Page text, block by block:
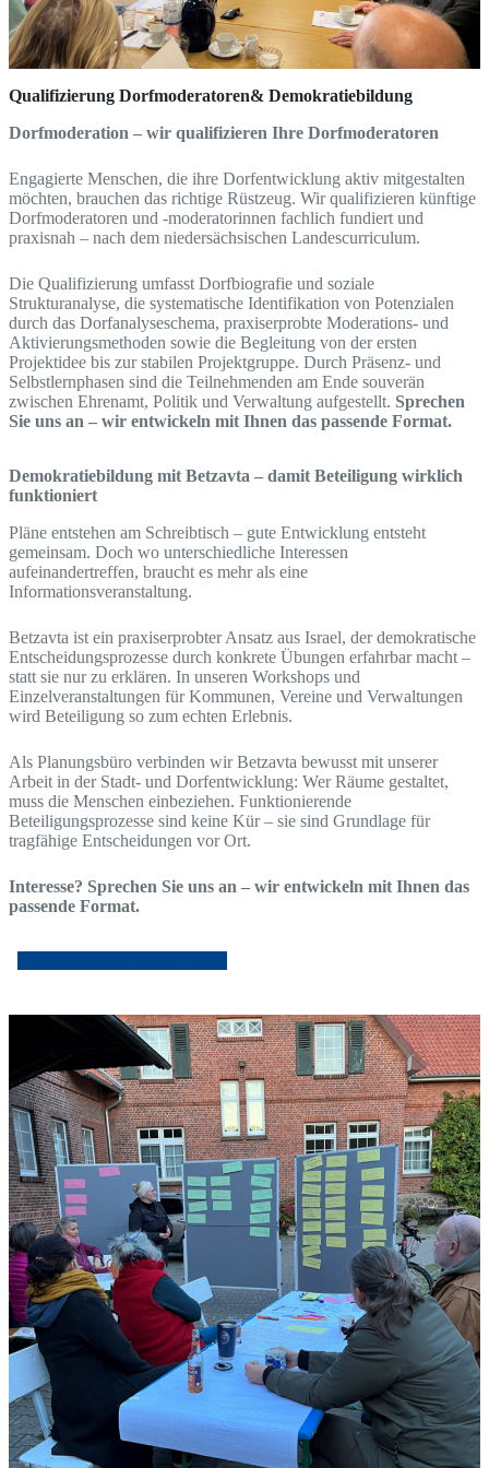
Qualifizierung Dorfmoderatoren& Demokratiebildung
Dorfmoderation – wir qualifizieren Ihre Dorfmoderatoren
Engagierte Menschen, die ihre Dorfentwicklung aktiv mitgestalten
möchten, brauchen das richtige Rüstzeug. Wir qualifizieren künftige
Dorfmoderatoren und -moderatorinnen fachlich fundiert und
praxisnah – nach dem niedersächsischen Landescurriculum.
Die Qualifizierung umfasst Dorfbiografie und soziale
Strukturanalyse, die systematische Identifikation von Potenzialen
durch das Dorfanalyseschema, praxiserprobte Moderations- und
Aktivierungsmethoden sowie die Begleitung von der ersten
Projektidee bis zur stabilen Projektgruppe. Durch Präsenz- und
Selbstlernphasen sind die Teilnehmenden am Ende souverän
zwischen Ehrenamt, Politik und Verwaltung aufgestellt. Sprechen
Sie uns an – wir entwickeln mit Ihnen das passende Format.
Demokratiebildung mitBetzavta – damit Beteiligung wirklich
funktioniert
Pläne entstehen am Schreibtisch – gute Entwicklung entsteht
gemeinsam. Doch wo unterschiedliche Interessen
aufeinandertreffen, braucht es mehr als eine
Informationsveranstaltung.
Betzavta ist ein praxiserprobter Ansatz aus Israel, der demokratische
Entscheidungsprozesse durch konkrete Übungen erfahrbar macht –
statt sie nur zu erklären. In unseren Workshops und
Einzelveranstaltungen für Kommunen, Vereine und Verwaltungen
wird Beteiligung so zum echten Erlebnis.
Als Planungsbüro verbinden wir Betzavta bewusst mit unserer
Arbeit in der Stadt- und Dorfentwicklung: Wer Räume gestaltet,
muss die Menschen einbeziehen. Funktionierende
Beteiligungsprozesse sind keine Kür – sie sind Grundlage für
tragfähige Entscheidungen vor Ort.
Interesse? Sprechen Sie uns an – wir entwickeln mit Ihnen das
passende Format.